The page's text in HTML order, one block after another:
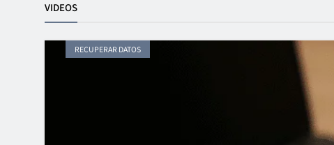
VIDEOS
RECUPERAR DATOS